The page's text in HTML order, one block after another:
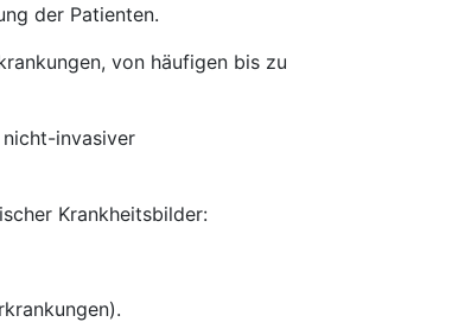
der Patienten.
von häufigen bis zu
invasiver
Krankheitsbilder: